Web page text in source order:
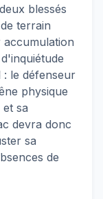
blessés
terrain
accumulation
: le défenseur
physique
sa
devra donc
sa
de